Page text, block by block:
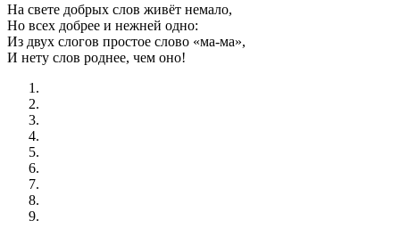
На свете добрых слов живёт немало,
Но всех добрее и нежней одно:
Из двух слогов простое слово «ма-ма»,
И нету слов роднее, чем оно!